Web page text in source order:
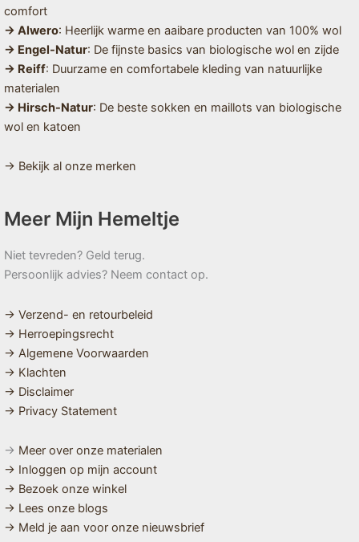
comfort
→ Alwero: Heerlijk warme en aaibare producten van 100% wol
→ Engel-Natur: De fijnste basics van biologische wol en zijde
→ Reiff: Duurzame en comfortabele kleding van natuurlijke
materialen
→ Hirsch-Natur: De beste sokken en maillots van biologische
wol en katoen
→ Bekijk al onze merken
Meer Mijn Hemeltje
Niet tevreden? Geld terug.
Persoonlijk advies? Neem contact op.
→ Verzend- en retourbeleid
→ Herroepingsrecht
→ Algemene Voorwaarden
→ Klachten
→ Disclaimer
→ Privacy Statement
→ Meer over onze materialen
→ Inloggen op mijn account
→ Bezoek onze winkel
→ Lees onze blogs
→ Meld je aan voor onze nieuwsbrief